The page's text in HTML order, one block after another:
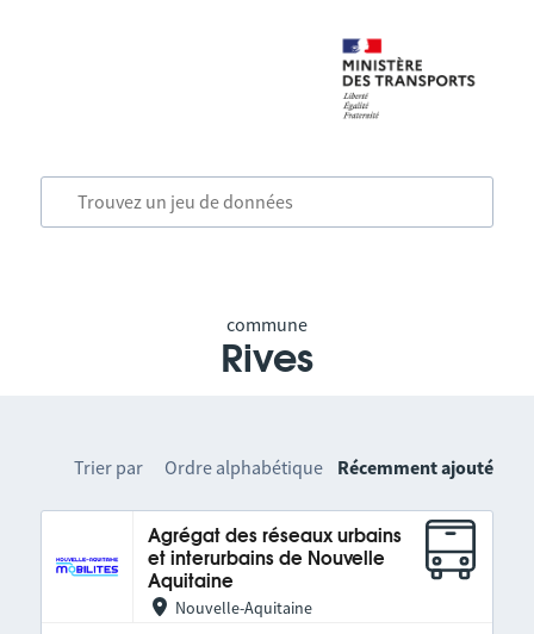
commune
Rives
Trier par Ordre alphabétique Récemment ajouté
Agrégat des réseaux urbains
et interurbains de Nouvelle
Aquitaine
Nouvelle-Aquitaine